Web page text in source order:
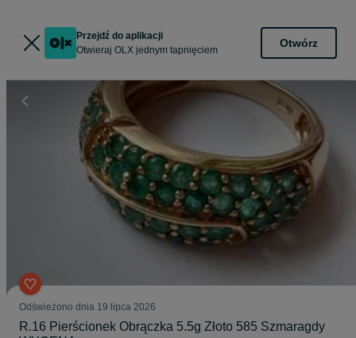
Przejdź do aplikacji
Otwieraj OLX jednym tapnięciem
Otwórz
Odświeżono dnia 19 lipca 2026
R.16 Pierścionek Obrączka 5.5g Złoto 585 Szmaragdy